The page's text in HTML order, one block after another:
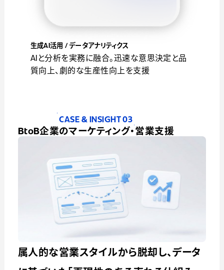
生成AI活用 / データアナリティクス
AIと分析を実務に融合。迅速な意思決定と品
質向上、劇的な生産性向上を支援
CASE & INSIGHT 03
BtoB企業のマーケティング・営業支援
属人的な営業スタイルから脱却し、データ